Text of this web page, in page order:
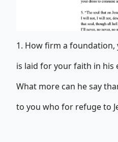
1. How firm a foundation,
is laid for your faith in his
What more can he say
to you who for refuge to